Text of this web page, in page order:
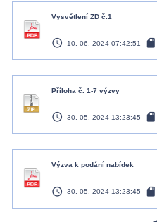
Vysvětlení ZD č.1
access_time 10. 06. 2024 07:42:51 sd_card
Příloha č. 1-7 výzvy
access_time 30. 05. 2024 13:23:45 sd_card
Výzva k podání nabídek
access_time 30. 05. 2024 13:23:45 sd_card